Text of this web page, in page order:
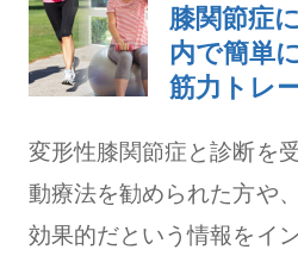
膝関節症
内で簡単
筋力トレ
変形性膝関節症と診断を
動療法を勧められた方や
効果的だという情報をイ